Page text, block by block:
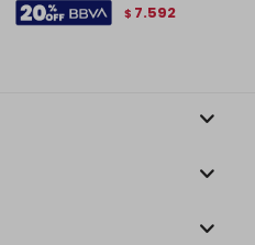
$ 7.592